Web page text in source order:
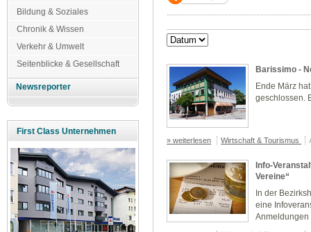
Bildung & Soziales
Chronik & Wissen
Verkehr & Umwelt
Seitenblicke & Gesellschaft
Newsreporter
First Class Unternehmen
Barissimo -
Ende März
geschlossen.
» weiterlesen Wirtschaft & Tourismus
Info-
Vereine“
In der
eine
Anmeldungen